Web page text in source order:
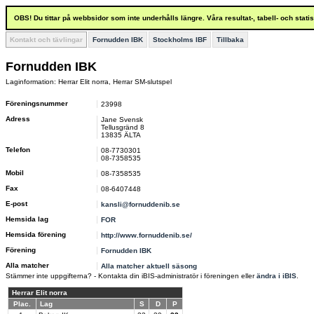
OBS! Du tittar på webbsidor som inte underhålls längre. Våra resultat-, tabell- och
Kontakt och tävlingar Fornudden IBK Stockholms IBF Tillbaka
Fornudden IBK
Laginformation: Herrar Elit norra, Herrar SM-slutspel
Föreningsnummer
23998
Adress
Jane Svensk
Tellusgränd 8
13835 ÄLTA
Telefon
08-7730301
08-7358535
Mobil
08-7358535
Fax
08-6407448
E-post
kansli@fornuddenib.se
Hemsida lag
FOR
Hemsida förening
http://www.fornuddenib.se/
Förening
Fornudden IBK
Alla matcher
Alla matcher aktuell säsong
Stämmer inte uppgifterna? - Kontakta din iBIS-administratör i föreningen ellerändra i iBIS
Herrar Elit norra
Plac.
Lag S D P